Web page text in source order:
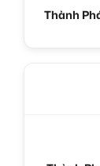
Thành